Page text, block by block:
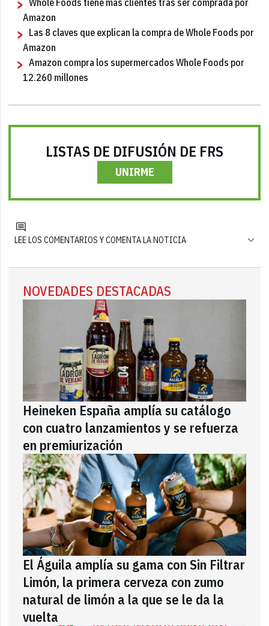
Amazon
Las 8 claves que explican la compra de Whole Foods por
Amazon
Amazon compra los supermercados Whole Foods por
12.260 millones
LISTAS DE DIFUSIÓN DE FRS
UNIRME
LEE LOS COMENTARIOS Y COMENTA LA NOTICIA
NOVEDADES DESTACADAS
Heineken España amplía su catálogo
con cuatro lanzamientos y se refuerza
en premiurización
El Águila amplía su gama con Sin Filtrar
Limón, la primera cerveza con zumo
natural de limón a la que se le da la
vuelta